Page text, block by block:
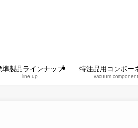
準製品ラインナップ
line-up
特注品用コンポー
vacuum